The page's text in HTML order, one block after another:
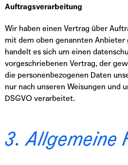
Auftragsverarbeitung
Wir haben einen Vertrag über
mit dem oben genannten Anbieter
handelt es sich um einen
vorgeschriebenen Vertrag, der
die personenbezogenen Daten
nur nach unseren Weisungen und
DSGVO verarbeitet.
3. Allgemeine